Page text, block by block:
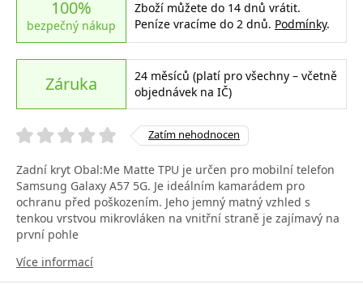
100%
bezpečný nákup
Zboží můžete do 14 dnů vrátit.
Peníze vracíme do 2 dnů. Podmínky.
Záruka
24 měsíců (platí pro všechny – včetně
objednávek na IČ)
Zatím nehodnocen
Zadní kryt Obal:Me Matte TPU je určen pro mobilní telefon
Samsung Galaxy A57 5G. Je ideálním kamarádem pro
ochranu před poškozením. Jeho jemný matný vzhled s
tenkou vrstvou mikrovláken na vnitřní straně je zajímavý na
první pohle
Více informací